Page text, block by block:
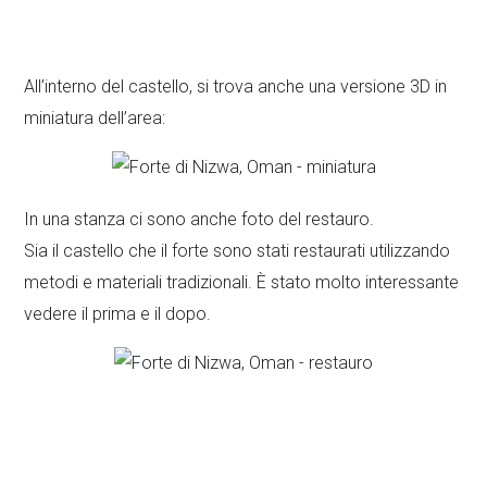
All’interno del castello, si trova anche una versione 3D in
miniatura dell’area:
In una stanza ci sono anche foto del restauro.
Sia il castello che il forte sono stati restaurati utilizzando
metodi e materiali tradizionali. È stato molto interessante
vedere il prima e il dopo.